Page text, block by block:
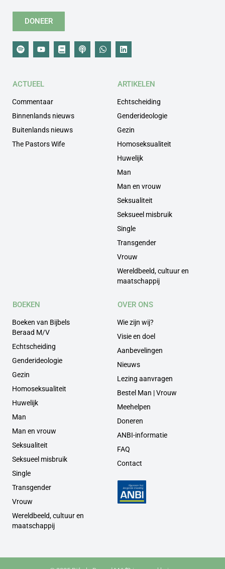
DONEER
ACTUEEL
Commentaar
Binnenlands nieuws
Buitenlands nieuws
The Pastors Wife
ARTIKELEN
Echtscheiding
Genderideologie
Gezin
Homoseksualiteit
Huwelijk
Man
Man en vrouw
Seksualiteit
Seksueel misbruik
Single
Transgender
Vrouw
Wereldbeeld, cultuur en
maatschappij
BOEKEN
Boeken van Bijbels
Beraad M/V
Echtscheiding
Genderideologie
Gezin
Homoseksualiteit
Huwelijk
Man
Man en vrouw
Seksualiteit
Seksueel misbruik
Single
Transgender
Vrouw
Wereldbeeld, cultuur en
maatschappij
OVER ONS
Wie zijn wij?
Visie en doel
Aanbevelingen
Nieuws
Lezing aanvragen
Bestel Man | Vrouw
Meehelpen
Doneren
ANBI-informatie
FAQ
Contact